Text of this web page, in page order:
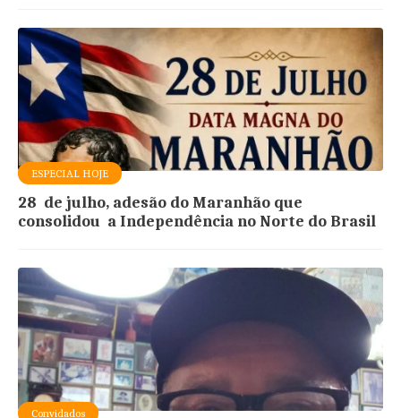
ESPECIAL HOJE
28 de julho, adesão do Maranhão que
consolidou a Independência no Norte do Brasil
Convidados